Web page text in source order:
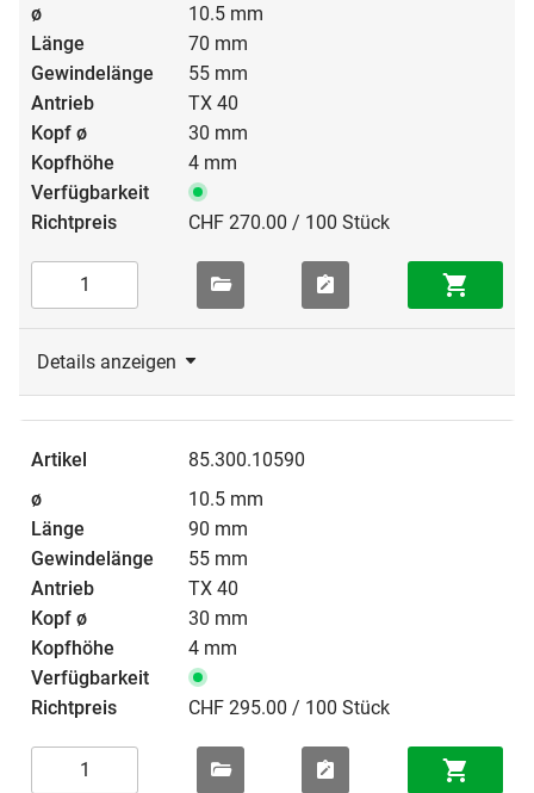
10.5 mm
70 mm
55 mm
TX 40
30 mm
4 mm
CHF 270.00 / 100 Stück
Details anzeigen
85.300.10590
10.5 mm
90 mm
55 mm
TX 40
30 mm
4 mm
CHF 295.00 / 100 Stück